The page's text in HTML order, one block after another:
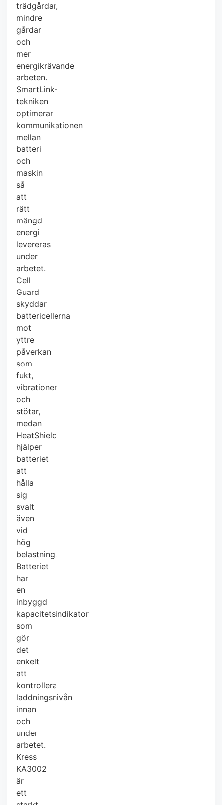
trädgårdar,
mindre
gårdar
och
mer
energikrävande
arbeten.
SmartLink-
tekniken
optimerar
kommunikationen
mellan
batteri
och
maskin
så
att
rätt
mängd
energi
levereras
under
arbetet.
Cell
Guard
skyddar
battericellerna
mot
yttre
påverkan
som
fukt,
vibrationer
och
stötar,
medan
HeatShield
hjälper
batteriet
att
hålla
sig
svalt
även
vid
hög
belastning.
Batteriet
har
en
inbyggd
kapacitetsindikator
som
gör
det
enkelt
att
kontrollera
laddningsnivån
innan
och
under
arbetet.
Kress
KA3002
är
ett